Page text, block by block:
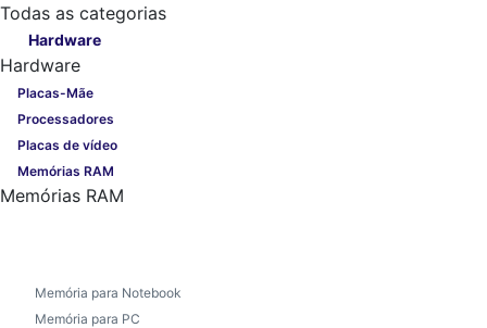
Todas as categorias
Hardware
Hardware
Placas-Mãe
Processadores
Placas de vídeo
Memórias RAM
Memórias RAM
Memória para Notebook
Memória para PC